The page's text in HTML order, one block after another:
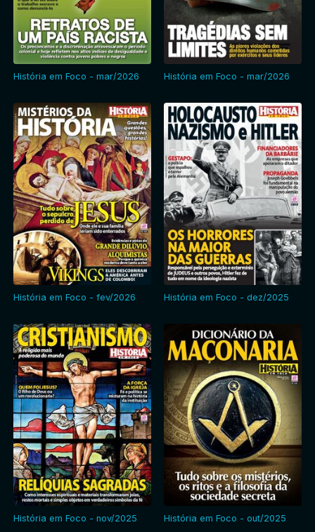
História em Foco - mar/2026 História em Foco - mar/2026
História em Foco - fev/2026 História em Foco - dez/2025
História em Foco - nov/2025 História em Foco - out/2025